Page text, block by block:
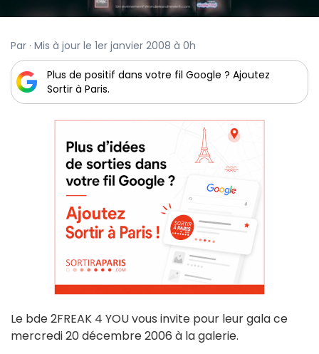
Par · Mis à jour le 1er janvier 2008 à 0h
Plus de positif dans votre fil Google ? Ajoutez
Sortir à Paris.
Le bde 2FREAK 4 YOU vous invite pour leur gala ce
mercredi 20 décembre 2006 à la galerie.